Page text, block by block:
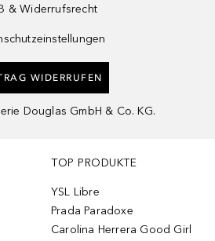
& Widerrufsrecht
WIDERRUFEN
Douglas GmbH & Co. KG.
TOP PRODUKTE
YSL Libre
Prada Paradoxe
Carolina Herrera Good Girl